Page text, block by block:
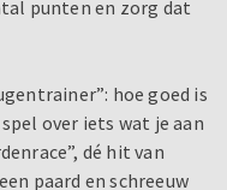
punten en zorg dat
hoe goed is
over iets wat je aan
dé hit van
paard en schreeuw